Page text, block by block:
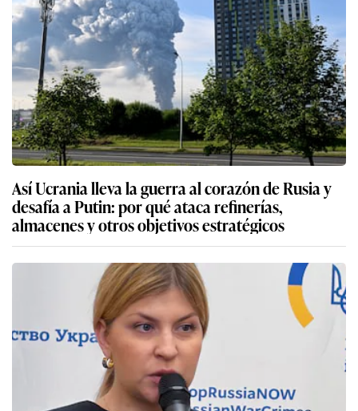
Así Ucrania lleva la guerra al corazón de Rusia y
desafía a Putin: por qué ataca refinerías,
almacenes y otros objetivos estratégicos